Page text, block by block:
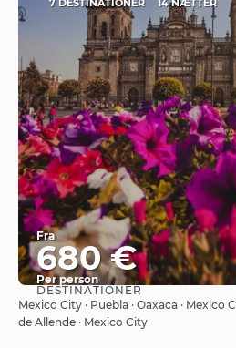
7 DESTINATIONER 14 NÆTTER
Fra
680 €
Per person
Se
DESTINATIONER
Mexico City · Puebla · Oaxaca · Mexico
de Allende · Mexico City